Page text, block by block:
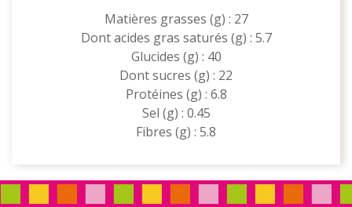
Matières grasses (g) : 27
Dont acides gras saturés (g) : 5.7
Glucides (g) : 40
Dont sucres (g) : 22
Protéines (g) : 6.8
Sel (g) : 0.45
Fibres (g) : 5.8